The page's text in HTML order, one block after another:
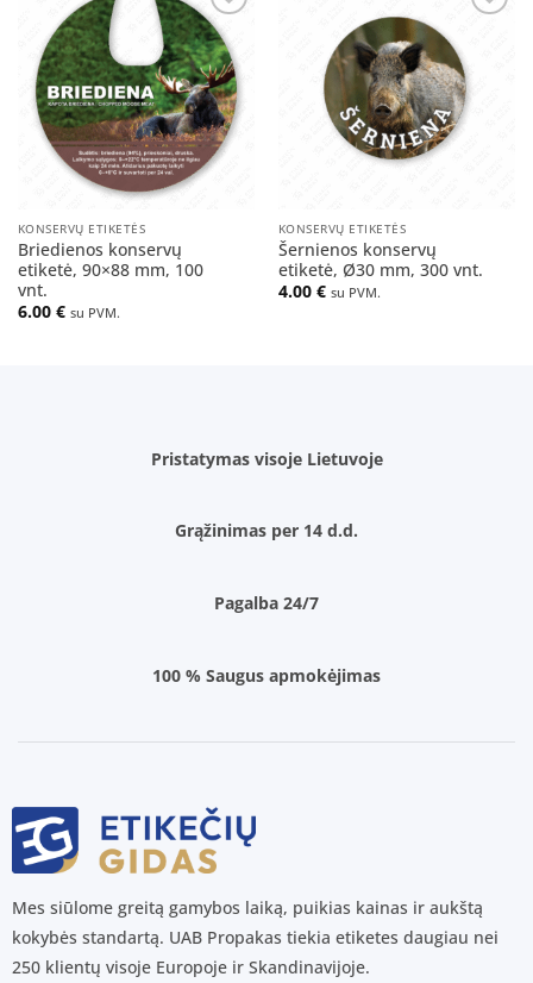
Pridėti
į norų
sąrašą
KONSERVŲ ETIKETĖS
Briedienos konservų
etiketė, 90×88 mm, 100
vnt.
6.00 € su PVM.
sąrašą
KONSERVŲ ETIKETĖS
Šernienos konservų
etiketė, Ø30 mm, 300 vnt.
4.00 € su PVM.
Pristatymas visoje Lietuvoje
Grąžinimas per 14 d.d.
Pagalba 24/7
100 % Saugus apmokėjimas
Mes siūlome greitą gamybos laiką, puikias kainas ir aukštą
kokybės standartą. UAB Propakas tiekia etiketes daugiau nei
250 klientų visoje Europoje ir Skandinavijoje.